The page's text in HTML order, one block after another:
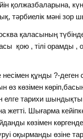
тәрбиелік мәні зор
қаласының
қою , тілі орамды ,
құнды ?-
өз көзімен
елге тарихи
Шығарма
көзімен
оқырманды өзіне